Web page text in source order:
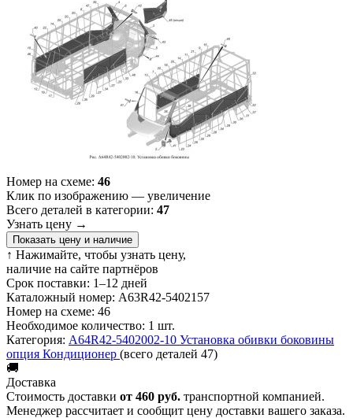
Номер на схеме: 46
Клик по изображению — увеличение
Всего деталей в категории: 47
Узнать цену →
Показать цену и наличие
↑ Нажимайте, чтобы узнать цену,
наличие на сайте партнёров
Срок поставки: 1–12 дней
Каталожный номер: А63R42-5402157
Номер на схеме: 46
Необходимое количество: 1 шт.
Категория: A64R42-5402002-10 Установка обивки боковины
опция Кондиционер (всего деталей 47)
🚚
Доставка
Стоимость доставки от 460 руб. транспортной компанией.
Менеджер рассчитает и сообщит цену доставки вашего заказа.